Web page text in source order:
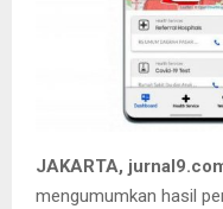
JAKARTA,
mengumumkan hasil